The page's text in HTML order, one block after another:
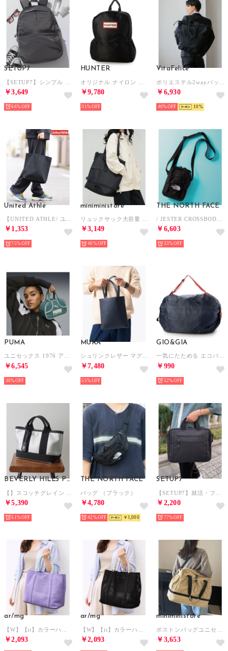
SETUP7
￥3,649
66%
HUNTER
￥9,780
31%
VitaFelice
￥6,930
40% 10
United Athle
￥1,353
75%
miniministore
￥3,149
40%
THE NORTH FACE
￥6,603
33%
PUMA
￥6,545
30%
MURA
￥7,480
55%
GIO&GIA
￥990
52%
BEVERLY HILLS POLO CLUB
￥5,390
51%
THE NORTH FACE
バッグ （ブラック）
￥4,780
42% ￥1,000
SETUP7
￥2,200
77%
ar/mg
￥2,093
ar/mg
￥2,093
miniministore
￥3,653